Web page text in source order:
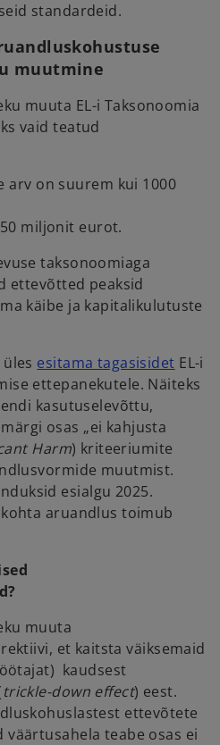
standardeid.
muutmine
muuta EL-i Taksonoomia
vaid teatud
arv on suurem kui 1000
miljonit eurot.
taksonoomiaga
ettevõtted peaksid
käibe ja kapitalikulutuste
esitama tagasisideto
p
EL-i
ettepanekutele. Näiteks
kasutuselevõttu,
osas „ei kahjusta
Harm) kriteeriumite
muutmist.
esialgu 2025.
aruandlus toimub
muuta
et kaitsta väiksemaid
kaudsest
trickle-down effect) eest.
ettevõtete
teabe osas ei